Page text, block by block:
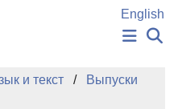
English
и текст
Выпуски